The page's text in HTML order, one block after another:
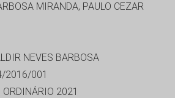
MIRANDA, PAULO CEZAR
NEVES BARBOSA
2016/001
ORDINÁRIO 2021